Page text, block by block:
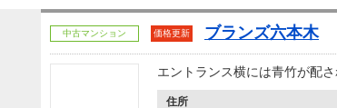
中古マンション 価格更新 ブランズ六本木
エントランス横には青竹が配
住所